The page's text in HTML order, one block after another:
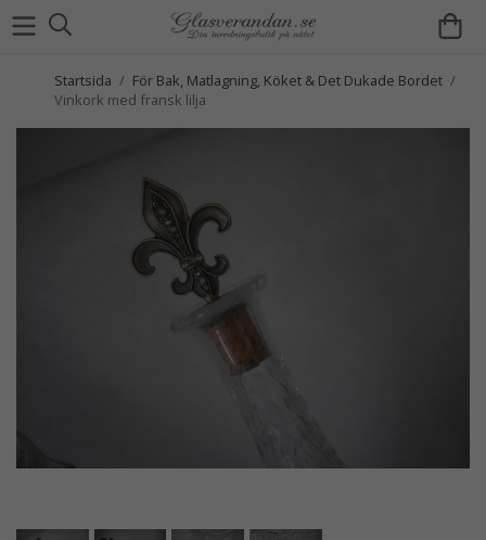
Startsida / För Bak, Matlagning, Köket & Det Dukade Bordet /
Vinkork med fransk lilja